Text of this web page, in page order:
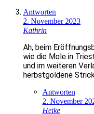
Antworten
2. November 2023
Kathrin
Ah, beim
wie die Mole in
und im weiteren
herbstgoldene
Antworten
2. November
Heike